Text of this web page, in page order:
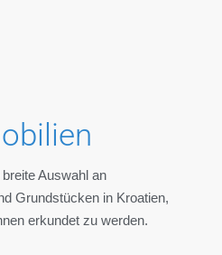
Auswahl an
Grundstücken in Kroatien,
erkundet zu werden.